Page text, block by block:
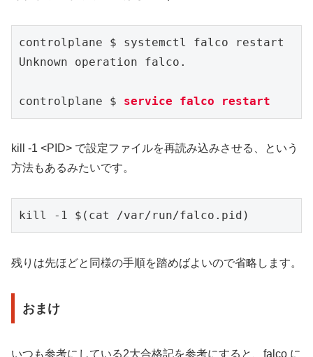
controlplane $ systemctl falco restart
Unknown operation falco.
controlplane $ service falco restart
kill -1 <PID> で設定ファイルを再読み込みさせる、という
方法もあるみたいです。
kill -1 $(cat /var/run/falco.pid)
残りは先ほどと同様の手順を踏めばよいので省略します。
おまけ
いつも参考にしている2大合格記を参考にすると、falco に